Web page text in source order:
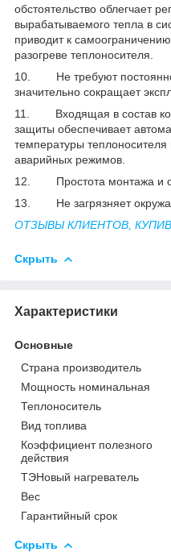
обстоятельство облегчает
вырабатываемого тепла в
приводит к
разогреве теплоносителя.
10. Не требуют
значительно сокращает
11. Входящая в состав
защиты обеспечивает
температуры
аварийных режимов.
12. Простота монтажа и
13. Не загрязняет
ОТЗЫВЫ КЛИЕНТОВ,
Скрыть
Характеристики
Основные
Страна производитель
Мощность номинальная
Теплоноситель
Вид топлива
Коэффициент полезного
действия
ТЭНовый нагреватель
Вес
Гарантийный срок
Скрыть